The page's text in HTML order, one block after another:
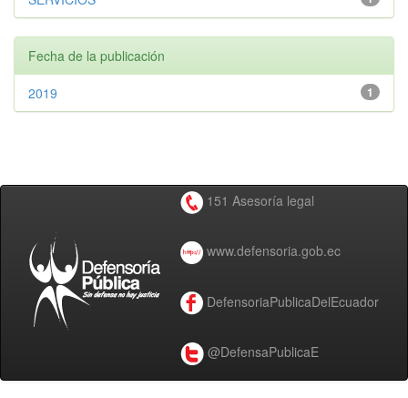
Fecha de la publicación
1
2019
151 Asesoría legal
www.defensoria.gob.ec
DefensoriaPublicaDelEcuador
@DefensaPublicaE